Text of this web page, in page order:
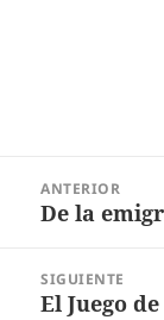
entradas
ANTERIOR
Entrada
De la
SIGUIENTE
Entrada
El Juego